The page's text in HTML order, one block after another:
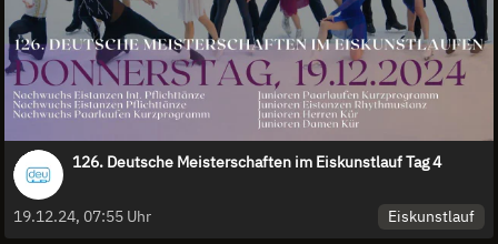
126. Deutsche Meisterschaften im Eiskunstlauf Tag 4
19.12.24, 07:55 Uhr Eiskunstlauf